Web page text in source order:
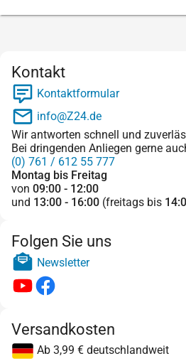
Kontakt
Kontaktformular
info@Z24.de
Wir antworten schnell und
Bei dringenden Anliegen gerne
(0) 761 / 612 55 777
Montag bis Freitag
von 09:00 - 12:00
und 13:00 - 16:00 (freitags bis
Folgen Sie uns
Newsletter
Versandkosten
Ab 3,99 € deutschlandweit